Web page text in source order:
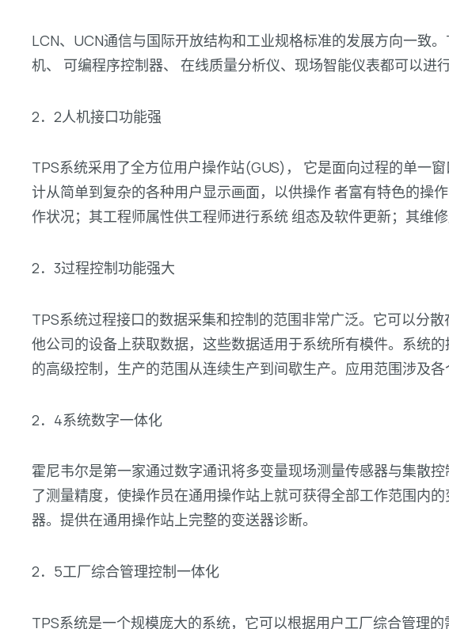
LCN、UCN通信与国际开放结构和工业规格标准的发展方向一致
机、 可编程序控制器、 在线质量分析仪、现场智能仪表都可以进
2．2人机接口功能强
TPS系统采用了全方位用户操作站(GUS)， 它是面向过程的单一
计从简单到复杂的各种用户显示画面，以供操作 者富有特色的操
作状况；其工程师属性供工程师进行系统 组态及软件更新；其维
2．3过程控制功能强大
TPS系统过程接口的数据采集和控制的范围非常广泛。它可以分
他公司的设备上获取数据，这些数据适用于系统所有模件。系统
的高级控制，生产的范围从连续生产到间歇生产。应用范围涉及
2．4系统数字一体化
霍尼韦尔是第一家通过数字通讯将多变量现场测量传感器与集散
了测量精度，使操作员在通用操作站上就可获得全部工作范围内
器。提供在通用操作站上完整的变送器诊断。
2．5工厂综合管理控制一体化
TPS系统是一个规模庞大的系统，它可以根据用户工厂综合管理